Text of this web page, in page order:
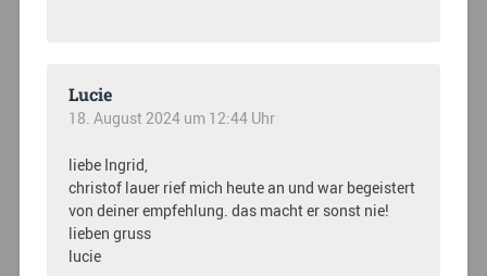
Lucie
18. August 2024 um 12:44 Uhr
liebe Ingrid,
christof lauer rief mich heute an und war begeistert
von deiner empfehlung. das macht er sonst nie!
lieben gruss
lucie